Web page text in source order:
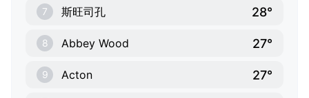
7 斯旺司孔 28°
8 Abbey Wood 27°
9 Acton 27°